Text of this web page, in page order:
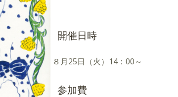
開催日時
８月25日（火）14：00～
参加費